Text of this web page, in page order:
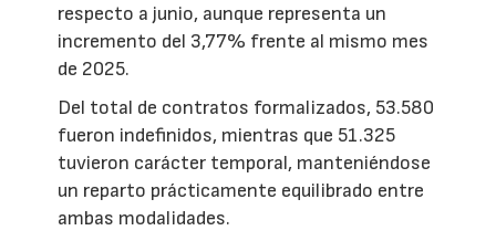
respecto a junio, aunque representa un
incremento del 3,77% frente al mismo mes
de 2025.
Del total de contratos formalizados, 53.580
fueron indefinidos, mientras que 51.325
tuvieron carácter temporal, manteniéndose
un reparto prácticamente equilibrado entre
ambas modalidades.